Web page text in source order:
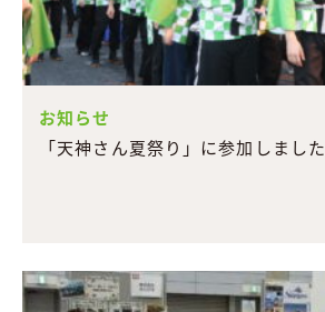
お知らせ
「天神さん夏祭り」に参加しました